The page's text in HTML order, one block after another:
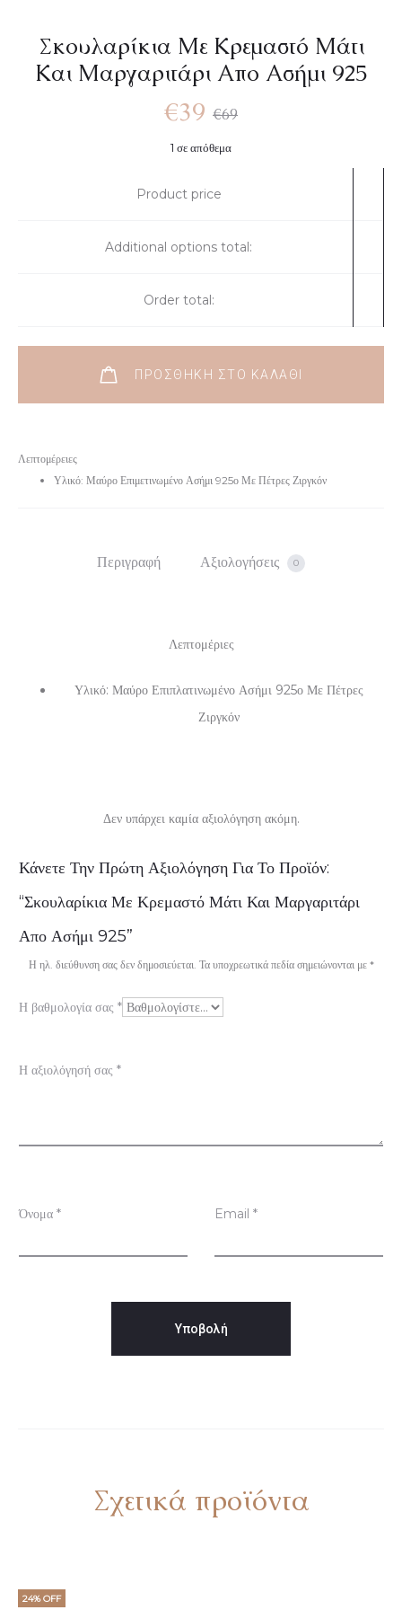
Σκουλαρίκια Με Κρεμαστό Μάτι
Και Μαργαριτάρι Απο Ασήμι 925
Λεπτομέρειες
Υλικό: Μαύρο Επιμετινωμένο Ασήμι 925ο Με Πέτρες Ζιργκόν
€69
€39
1 σε απόθεμα
Product price
Additional options total:
Order total:
ΠΡΟΣΘΉΚΗ ΣΤΟ ΚΑΛΆΘΙ
Περιγραφή Αξιολογήσεις 0
Λεπτομέριες
Υλικό: Μαύρο Επιπλατινωμένο Ασήμι 925ο Με Πέτρες
Ζιργκόν
Α
ξ
ι
ο
λ
γ
ε
ς
Δεν υπάρχει καμία αξιολόγηση ακόμη.
Κάνετε Την Πρώτη Αξιολόγηση Για Το Προϊόν:
“Σκουλαρίκια Με Κρεμαστό Μάτι Και Μαργαριτάρι
Απο Ασήμι 925”
Η ηλ. διεύθυνση σας δεν δημοσιεύεται. Τα υποχρεωτικά πεδία σημειώνονται με *
Η βαθμολογία σας *
Η αξιολόγησή σας *
Όνομα * Email *
Σχετικά προϊόντα
24% OFF